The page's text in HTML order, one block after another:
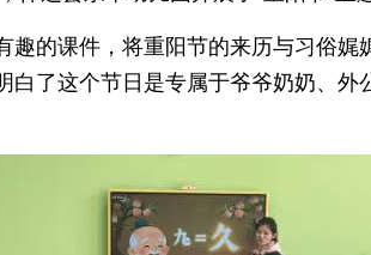
趣的课件，将重阳节的来历与习俗娓
了这个节日是专属于爷爷奶奶、外